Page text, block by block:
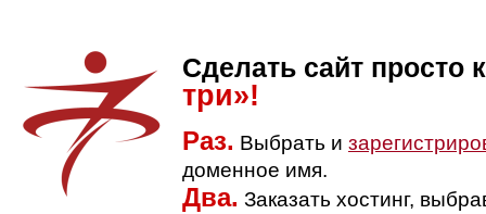
Сделать сайт просто
три»!
Раз. Выбрать и
доменное имя.
Два. Заказать хостинг,